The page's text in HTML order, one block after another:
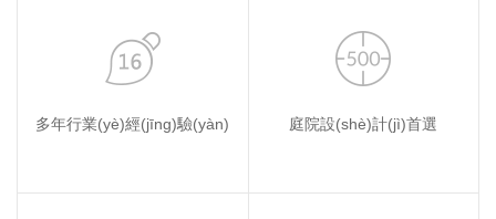
多年行業(yè)經(jīng)驗(yàn) 庭院設(shè)計(jì)首選